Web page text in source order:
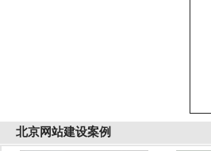
北京网站建设案例